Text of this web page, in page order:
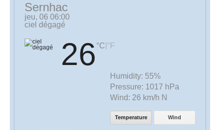
Sernhac
jeu, 06 06:00
ciel dégagé
26 °C °F
Humidity: 55%
Pressure: 1017 hPa
Wind: 26 km/h N
Temperature Wind